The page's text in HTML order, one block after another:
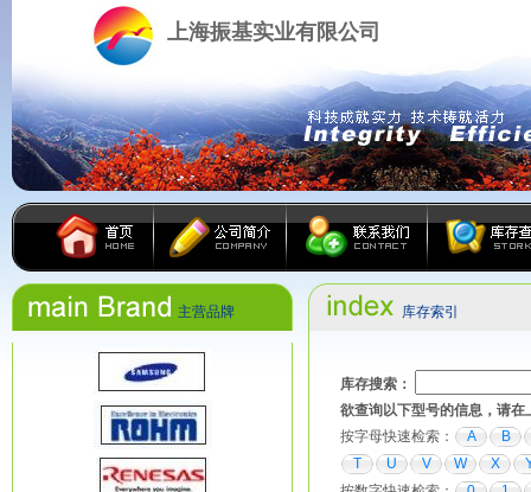
上海振基实业有限公司
主营品牌 库存索引
库存搜索：
欲查询以下型号的信息，请
按字母快速检索：
A
B
T
U V W X